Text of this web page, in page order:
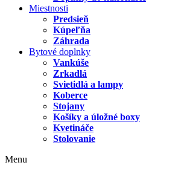
Miestnosti
Predsieň
Kúpeľňa
Záhrada
Bytové doplnky
Vankúše
Zrkadlá
Svietidlá a lampy
Koberce
Stojany
Košíky a úložné boxy
Kvetináče
Stolovanie
Menu